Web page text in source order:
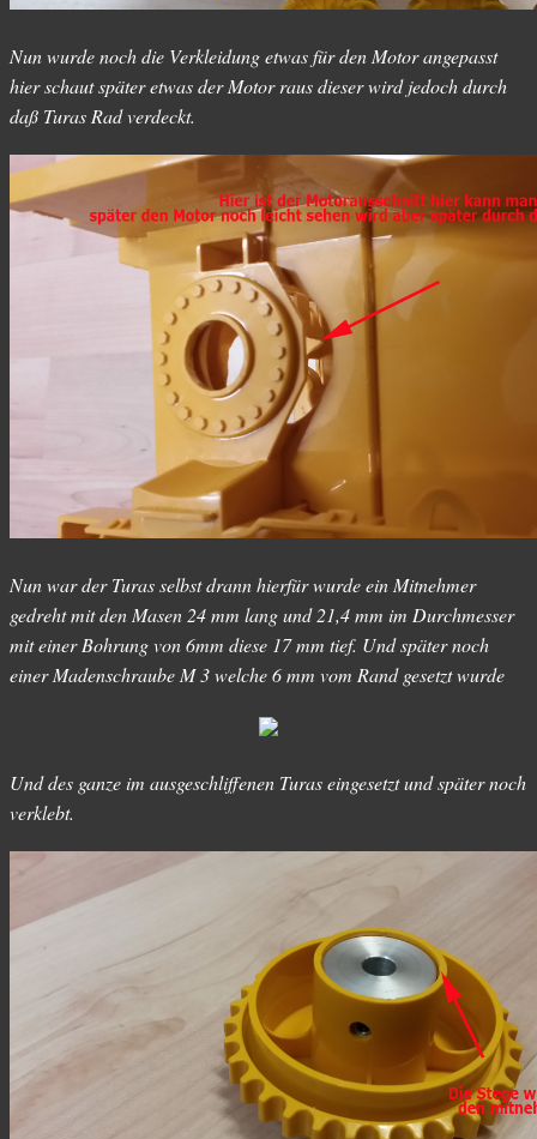
Nun wurde noch die Verkleidung etwas für den Motor angepasst
hier schaut später etwas der Motor raus dieser wird jedoch durch
daß Turas Rad verdeckt.
Nun war der Turas selbst drann hierfür wurde ein Mitnehmer
gedreht mit den Masen 24 mm lang und 21,4 mm im Durchmesser
mit einer Bohrung von 6mm diese 17 mm tief. Und später noch
einer Madenschraube M 3 welche 6 mm vom Rand gesetzt wurde
Und des ganze im ausgeschliffenen Turas eingesetzt und später noch
verklebt.